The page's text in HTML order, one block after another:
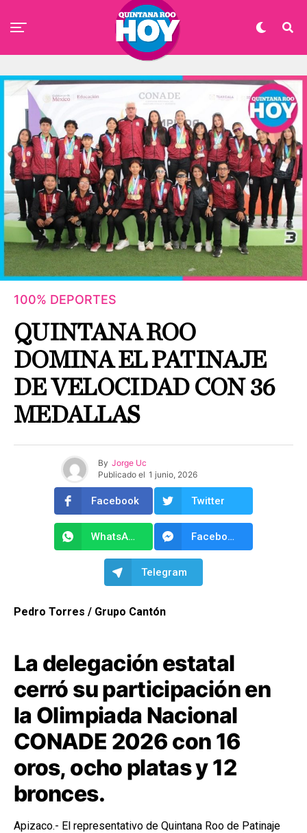
100% DEPORTES
QUINTANA ROO
DOMINA EL PATINAJE
DE VELOCIDAD CON 36
MEDALLAS
By Jorge Uc
Publicado el 1 junio, 2026
Facebook Twitter
WhatsApp Facebook Messenger
Telegram
Pedro Torres / Grupo Cantón
La delegación estatal
cerró su participación en
la Olimpiada Nacional
CONADE 2026 con 16
oros, ocho platas y 12
bronces.
Apizaco.- El representativo de Quintana Roo de Patinaje